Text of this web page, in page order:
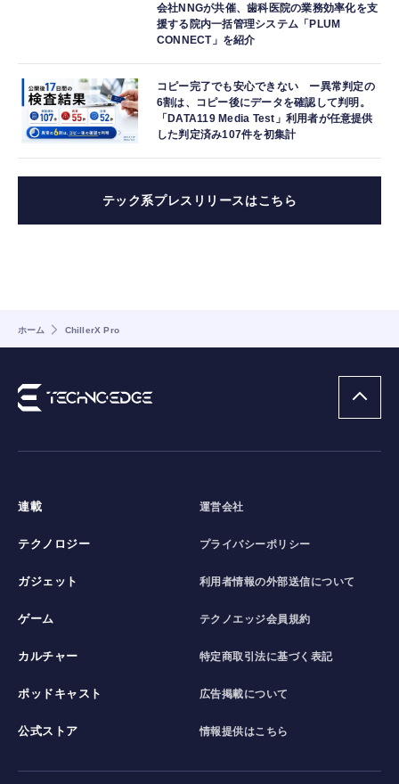
会社NNGが共催、歯科医院の業務効率化を支
援する院内一括管理システム「PLUM
CONNECT」を紹介
コピー完了でも安心できない ー異常判定の
6割は、コピー後にデータを確認して判明。
「DATA119 Media Test」利用者が任意提供
した判定済み107件を初集計
テック系プレスリリースはこちら
ホーム ChillerX Pro
連載
テクノロジー
ガジェット
ゲーム
カルチャー
ポッドキャスト
公式ストア
運営会社
プライバシーポリシー
利用者情報の外部送信について
テクノエッジ会員規約
特定商取引法に基づく表記
広告掲載について
情報提供はこちら